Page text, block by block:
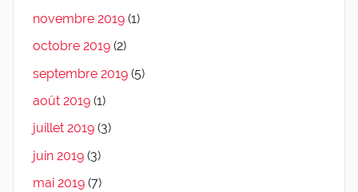
novembre 2019 (1)
octobre 2019 (2)
septembre 2019 (5)
août 2019 (1)
juillet 2019 (3)
juin 2019 (3)
mai 2019 (7)